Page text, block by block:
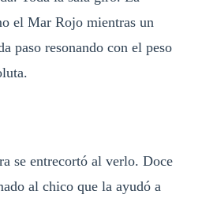
el Mar Rojo mientras un
paso resonando con el peso
se entrecortó al verlo. Doce
al chico que la ayudó a